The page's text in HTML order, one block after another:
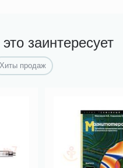
заинтересует
Хиты продаж